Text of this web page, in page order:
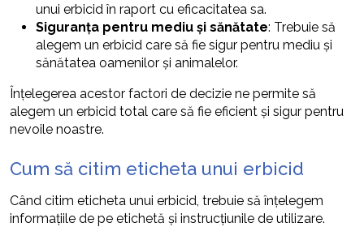
unui erbicid în raport cu eficacitatea sa.
Siguranța pentru mediu și sănătate: Trebuie să
alegem un erbicid care să fie sigur pentru mediu și
sănătatea oamenilor și animalelor.
Înțelegerea acestor factori de decizie ne permite să
alegem un erbicid total care să fie eficient și sigur pentru
nevoile noastre.
Cum să citim eticheta unui erbicid
Când citim eticheta unui erbicid, trebuie să înțelegem
informațiile de pe etichetă și instrucțiunile de utilizare.